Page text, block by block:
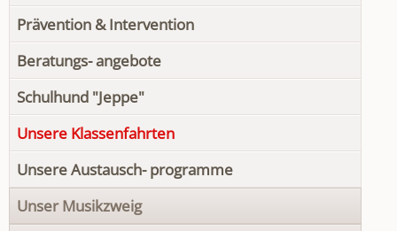
Prävention & Intervention
Beratungs- angebote
Schulhund "Jeppe"
Unsere Klassenfahrten
Unsere Austausch- programme
Unser Musikzweig